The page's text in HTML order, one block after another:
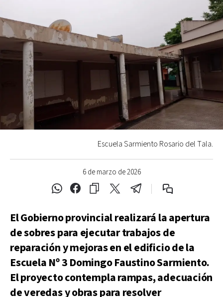
6 de marzo de 2026
Escuela Sarmiento Rosario del Tala.
El Gobierno provincial realizará la apertura
de sobres para ejecutar trabajos de
reparación y mejoras en el edificio de la
Escuela Nº 3 Domingo Faustino Sarmiento.
El proyecto contempla rampas, adecuación
de veredas y obras para resolver